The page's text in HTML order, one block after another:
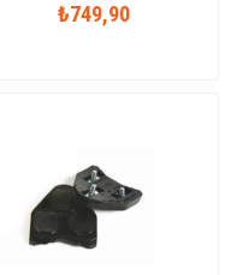
₺749,90